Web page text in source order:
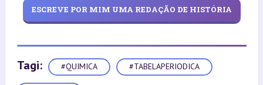
ESCREVE POR MIM UMA REDAÇÃO DE HISTÓRIA
Tagi: #QUIMICA #TABELAPERIODICA